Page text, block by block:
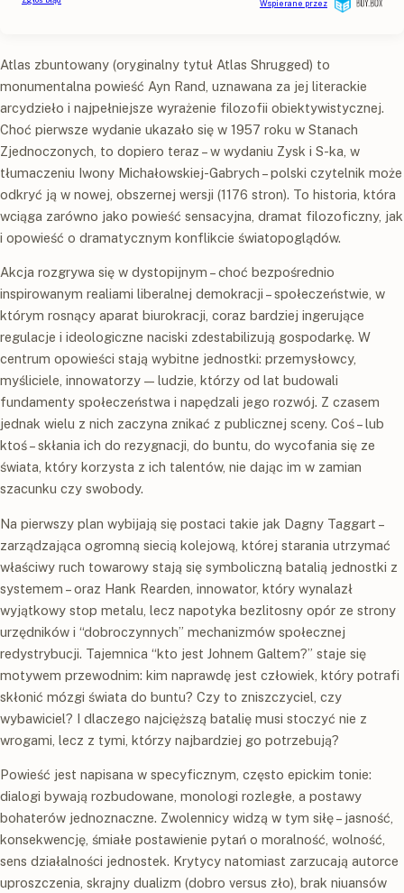
Atlas zbuntowany (oryginalny tytuł Atlas Shrugged) to
monumentalna powieść Ayn Rand, uznawana za jej literackie
arcydzieło i najpełniejsze wyrażenie filozofii obiektywistycznej.
Choć pierwsze wydanie ukazało się w 1957 roku w Stanach
Zjednoczonych, to dopiero teraz – w wydaniu Zysk i S-ka, w
tłumaczeniu Iwony Michałowskiej-Gabrych – polski czytelnik może
odkryć ją w nowej, obszernej wersji (1176 stron). To historia, która
wciąga zarówno jako powieść sensacyjna, dramat filozoficzny, jak
i opowieść o dramatycznym konflikcie światopoglądów.
Akcja rozgrywa się w dystopijnym – choć bezpośrednio
inspirowanym realiami liberalnej demokracji – społeczeństwie, w
którym rosnący aparat biurokracji, coraz bardziej ingerujące
regulacje i ideologiczne naciski zdestabilizują gospodarkę. W
centrum opowieści stają wybitne jednostki: przemysłowcy,
myśliciele, innowatorzy — ludzie, którzy od lat budowali
fundamenty społeczeństwa i napędzali jego rozwój. Z czasem
jednak wielu z nich zaczyna znikać z publicznej sceny. Coś – lub
ktoś – skłania ich do rezygnacji, do buntu, do wycofania się ze
świata, który korzysta z ich talentów, nie dając im w zamian
szacunku czy swobody.
Na pierwszy plan wybijają się postaci takie jak Dagny Taggart –
zarządzająca ogromną siecią kolejową, której starania utrzymać
właściwy ruch towarowy stają się symboliczną batalią jednostki z
systemem – oraz Hank Rearden, innowator, który wynalazł
wyjątkowy stop metalu, lecz napotyka bezlitosny opór ze strony
urzędników i “dobroczynnych” mechanizmów społecznej
redystrybucji. Tajemnica “kto jest Johnem Galtem?” staje się
motywem przewodnim: kim naprawdę jest człowiek, który potrafi
skłonić mózgi świata do buntu? Czy to zniszczyciel, czy
wybawiciel? I dlaczego najcięższą batalię musi stoczyć nie z
wrogami, lecz z tymi, którzy najbardziej go potrzebują?
Powieść jest napisana w specyficznym, często epickim tonie:
dialogi bywają rozbudowane, monologi rozległe, a postawy
bohaterów jednoznaczne. Zwolennicy widzą w tym siłę – jasność,
konsekwencję, śmiałe postawienie pytań o moralność, wolność,
sens działalności jednostek. Krytycy natomiast zarzucają autorce
uproszczenia, skrajny dualizm (dobro versus zło), brak niuansów